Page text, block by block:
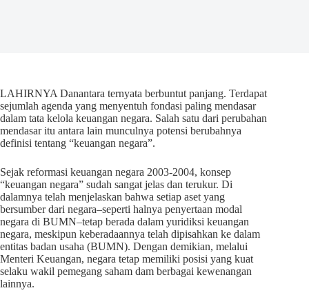
LAHIRNYA Danantara ternyata berbuntut panjang. Terdapat
sejumlah agenda yang menyentuh fondasi paling mendasar
dalam tata kelola keuangan negara. Salah satu dari perubahan
mendasar itu antara lain munculnya potensi berubahnya
definisi tentang “keuangan negara”.
Sejak reformasi keuangan negara 2003-2004, konsep
“keuangan negara” sudah sangat jelas dan terukur. Di
dalamnya telah menjelaskan bahwa setiap aset yang
bersumber dari negara–seperti halnya penyertaan modal
negara di BUMN–tetap berada dalam yuridiksi keuangan
negara, meskipun keberadaannya telah dipisahkan ke dalam
entitas badan usaha (BUMN). Dengan demikian, melalui
Menteri Keuangan, negara tetap memiliki posisi yang kuat
selaku wakil pemegang saham dam berbagai kewenangan
lainnya.